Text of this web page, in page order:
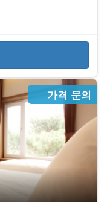
가격 문의